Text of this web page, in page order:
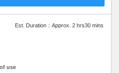
間はあくまで目安時間となりますの
Est. Duration：Approx. 2 hrs30 mins
use